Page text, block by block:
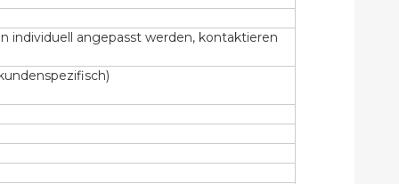
individuell angepasst werden, kontaktieren